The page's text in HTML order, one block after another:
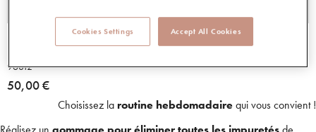
DUO GOMMAGE + MASQUE
96812
50,00 €
Choisissez laroutine hebdomadairequi vous convient !
Accept All Cookies
Cookies Settings